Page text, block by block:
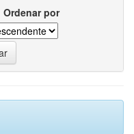
Ordenar por